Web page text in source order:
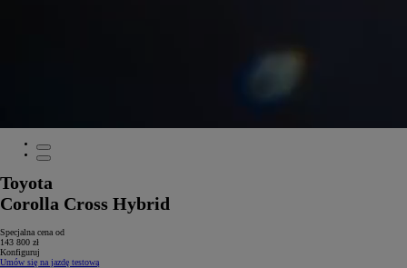
Toyota
Corolla Cross Hybrid
Specjalna cena od
143 800 zł
Konfiguruj
Umów się na jazdę testową